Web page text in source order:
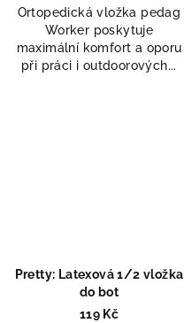
z
5
hvězdiček.
Ortopedická vložka pedag
Worker poskytuje
maximální komfort a oporu
při práci i outdoorových...
Pretty: Latexová 1/2 vložka
do bot
119 Kč